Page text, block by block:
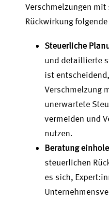
Verschmelzungen
Rückwirkung
Steuerliche
und detaillierte
ist
Verschmelzung
unerwartete
vermeiden und
nutzen.
Beratung
steuerlichen
es sich,